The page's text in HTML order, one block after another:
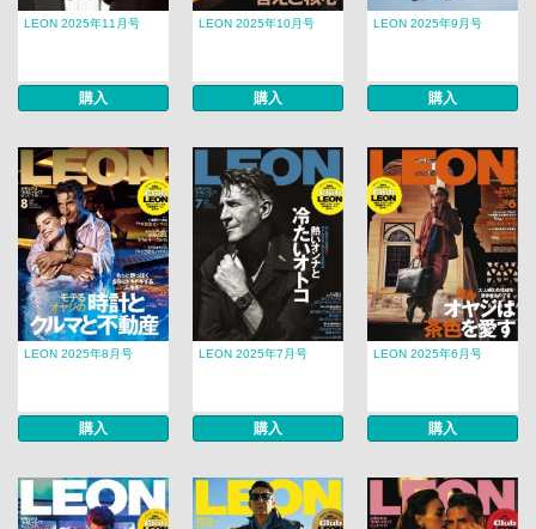
LEON 2025年11月号
購入
LEON 2025年10月号
購入
LEON 2025年9月号
購入
LEON 2025年8月号
購入
LEON 2025年7月号
購入
LEON 2025年6月号
購入